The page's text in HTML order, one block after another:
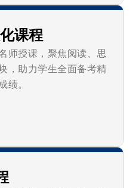
课程
师授课，聚焦阅读、思
，助力学生全面备考精
绩。